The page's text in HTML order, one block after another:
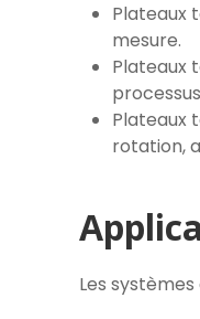
Plateaux
mesure.
Plateaux
Plateaux
rotation,
Les